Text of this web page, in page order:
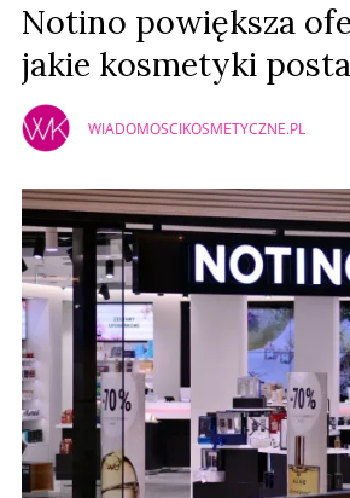
Notino powiększa
jakie kosmetyki
WIADOMOSCIKOSMETYCZNE.PL